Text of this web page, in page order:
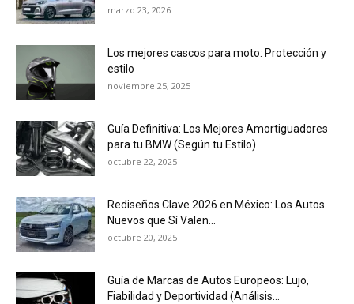
marzo 23, 2026
Los mejores cascos para moto: Protección y
estilo
noviembre 25, 2025
Guía Definitiva: Los Mejores Amortiguadores
para tu BMW (Según tu Estilo)
octubre 22, 2025
Rediseños Clave 2026 en México: Los Autos
Nuevos que Sí Valen...
octubre 20, 2025
Guía de Marcas de Autos Europeos: Lujo,
Fiabilidad y Deportividad (Análisis...